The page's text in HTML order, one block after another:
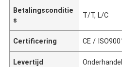
Betalingsconditie
s
T/T, L/C
Certificering CE /
Levertijd